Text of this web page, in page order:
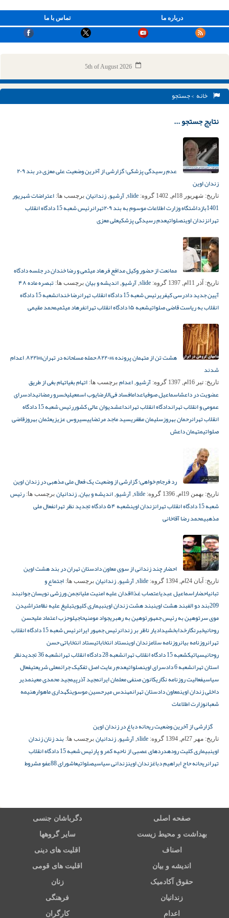
تماس با ما درباره ما
5th of August 2026
خانه > جستجو
نتایج جستجو ...
عدم رسیدگی پزشکی؛ گزارشی از آخرین وضعیت علی معزی در بند ۲۰۹
زندان اوین
تاریخ: شهریور 18ام, 1402 گروه: slide
, آرشیو, زندانیان برچسب ها: اعتراضات شهریور
1401بازداشتگاه وزارت اطلاعات موسوم به بند ۲۰۹ تهران
رئیس شعبه 15 دادگاه انقلاب
تهرانزندان اوینصلواتیعدم رسیدگی پزشکیعلی معزی
ممانعت از حضور وکیل مدافع فرهاد میثمی و رضا خندان در جلسه دادگاه
تاریخ: آذر 11ام, 1397 گروه: slide
, آرشیو, اندیشه و بیان برچسب ها:
تبصره ماده ۴۸
آیین جدید دادرسی کیفریرئیس شعبه 15 دادگاه انقلاب تهران رضا خندان
شعبه 15 دادگاه
انقلاب به ریاست قاضی صلواتیشعبه ۱۵ دادگاه انقلاب تهران فرهاد میثمیمحمد مقیمی
هشت تن از متهمان پرونده &#۸۲۲۰;حمله مسلحانه در تهران&#۸۲۲۱; اعدام
شدند
تاریخ: تیر 16ام, 1397 گروه: آرشیو, اعدام برچسب ها: اتهام بغیاتهام بغی از طریق
عضویت در داعشاسماعیل صوفیاعدامافساد فی‌الارضایوب اسمعیلیخسرو رمضانیدادسرای
عمومی و انقلاب تهراندادگاه انقلاب تهرانداعشدیوان عالی کشور
رئیس شعبه 15 دادگاه
انقلاب تهرانرحمان بهروزسلیمان مظفریسید ماجد مرتضاییسیروس عزیزیعثمان بهروزقاضی
صلواتیمتهمان داعش
رد فرجام خواهی؛ گزارشی از وضعیت یک فعال ملی مذهبی در زندان اوین
تاریخ: بهمن 19ام, 1396 گروه: slide
, آرشیو, اندیشه و بیان, زندانیان برچسب ها: رئیس
شعبه 15 دادگاه انقلاب تهران
زندان اوینشعبه ۵۴ دادگاه تجدید نظر تهران
فعال ملی
مذهبیمحمد رضا آقاخانی
احضار چند زندانی از سوی معاون دادستان تهران در بند هشت اوین
تاریخ: آبان 24ام, 1394 گروه: slide
, آرشیو, زندانیان برچسب ها: اجتماع و
تبانیاحضاراسماعیل عبدیاعتصاب غذااقدان علیه امنیت ملیانجمن ورزشی نویسان جوانبند
209بند دو الفبند هشت اوینبند هشت زندان اوینبیماری کلیویتبلیغ علیه نظامتراشیدن
موی سرتوهین به رئیس جمهورتوهین به رهبریجواد مومنیحاجیلوحزب اعتماد ملیحسن
روحانیخبرنگارخدابخشیدادیار ناظر بر زندانرئیس جمهور ایران
رئیس شعبه 15 دادگاه انقلاب
تهرانروزنامه بیانروزنامه سلامزندان اوینستاد انتخاباتیستاد انتخاباتی حسن
روحانیسیاتیکشعبه 15 دادگاه انقلاب تهران شعبه 28 دادگاه انقلاب تهران
شعبه 36 تجدیدنظر
استان تهرانشعبه 6 دادسرای اوین صلواتیعدم رعایت اصل تفکیک جرائمعلی شریعتیفعال
سیاسیفعالیت روزنامه نگاریکانون صنفی معلمان ایرانمجید آذرپیمجید محمدی معینمدیر
داخلی زندان اوینمعاون دادستان تهرانمهندس میرحسین موسوینگهداری ماهوارهنیمه
شعبانوزارت اطلاعات
گزارشی از آخرین وضعیت ریحانه دباغ در زندان اوین
تاریخ: مهر 27ام, 1394 گروه: slide
, آرشیو, زندانیان برچسب ها: بند زنان زندان
اوینبیماری کلیت رودهدردهای عصبی از ناحیه کمر و پا
رئیس شعبه 15 دادگاه انقلاب
تهرانریحانه حاج ابراهیم دباغزندان اوینزندانی سیاسیصلواتیعاشورای 88 عفو مشروط
صفحه اصلی دگرباشان جنسی
بهداشت و محیط زیست سایر گروهها
اصناف اقلیت های دینی
اندیشه و بیان اقلیت های قومی
حقوق آکادمیک زنان
زندانیان فرهنگی
اعدام کارگران